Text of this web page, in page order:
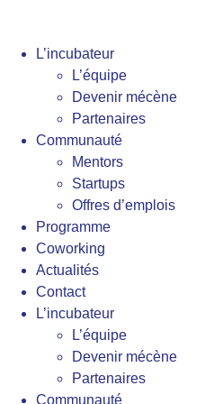
L’incubateur
L’équipe
Devenir mécène
Partenaires
Communauté
Mentors
Startups
Offres d’emplois
Programme
Coworking
Actualités
Contact
L’incubateur
L’équipe
Devenir mécène
Partenaires
Communauté